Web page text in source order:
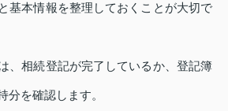
基本情報を整理しておくことが大切で
、相続登記が完了しているか、登記簿
分を確認します。